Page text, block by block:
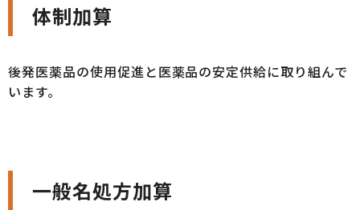
体制加算
後発医薬品の使用促進と医薬品の安定供給に取り組んで
います。
一般名処方加算